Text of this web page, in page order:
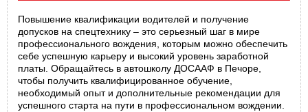
Повышение квалификации водителей и получение
допусков на спецтехнику – это серьезный шаг в мире
профессионального вождения, которым можно обеспечить
себе успешную карьеру и высокий уровень заработной
платы. Обращайтесь в автошколу ДОСААФ в Печоре,
чтобы получить квалифицированное обучение,
необходимый опыт и дополнительные рекомендации для
успешного старта на пути в профессиональном вождении.